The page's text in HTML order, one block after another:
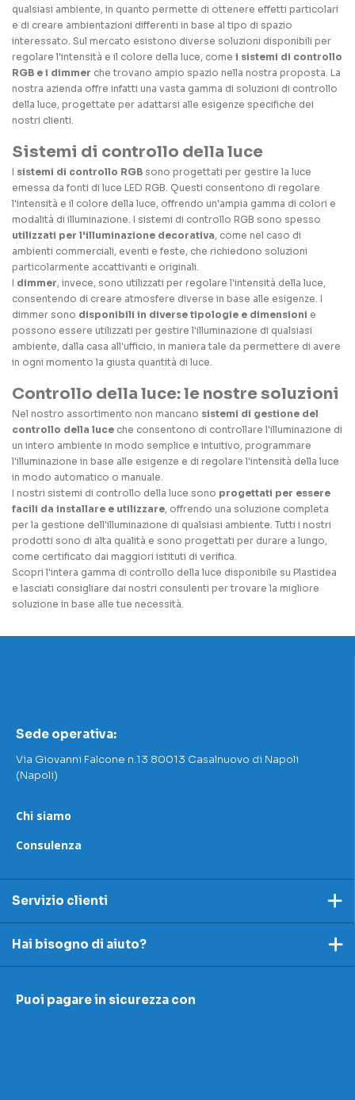
qualsiasi ambiente, in quanto permette di ottenere effetti particolari
e di creare ambientazioni differenti in base al tipo di spazio
interessato. Sul mercato esistono diverse soluzioni disponibili per
regolare l'intensità e il colore della luce, come i sistemi di controllo
RGB e i dimmer che trovano ampio spazio nella nostra proposta. La
nostra azienda offre infatti una vasta gamma di soluzioni di controllo
della luce, progettate per adattarsi alle esigenze specifiche dei
nostri clienti.
Sistemi di controllo della luce
I sistemi di controllo RGB sono progettati per gestire la luce
emessa da fonti di luce LED RGB. Questi consentono di regolare
l'intensità e il colore della luce, offrendo un'ampia gamma di colori e
modalità di illuminazione. I sistemi di controllo RGB sono spesso
utilizzati per l'illuminazione decorativa, come nel caso di
ambienti commerciali, eventi e feste, che richiedono soluzioni
particolarmente accattivanti e originali.
I dimmer, invece, sono utilizzati per regolare l'intensità della luce,
consentendo di creare atmosfere diverse in base alle esigenze. I
dimmer sono disponibili in diverse tipologie e dimensioni e
possono essere utilizzati per gestire l'illuminazione di qualsiasi
ambiente, dalla casa all'ufficio, in maniera tale da permettere di avere
in ogni momento la giusta quantità di luce.
Controllo della luce: le nostre soluzioni
Nel nostro assortimento non mancano sistemi di gestione del
controllo della luce che consentono di controllare l'illuminazione di
un intero ambiente in modo semplice e intuitivo, programmare
l'illuminazione in base alle esigenze e di regolare l'intensità della luce
in modo automatico o manuale.
I nostri sistemi di controllo della luce sono progettati per essere
facili da installare e utilizzare, offrendo una soluzione completa
per la gestione dell'illuminazione di qualsiasi ambiente. Tutti i nostri
prodotti sono di alta qualità e sono progettati per durare a lungo,
come certificato dai maggiori istituti di verifica.
Scopri l'intera gamma di controllo della luce disponibile su Plastidea
e lasciati consigliare dai nostri consulenti per trovare la migliore
soluzione in base alle tue necessità.
Sede operativa:
Via Giovanni Falcone n.13 80013 Casalnuovo di Napoli
(Napoli)
Chi siamo
Consulenza
Servizio clienti
Hai bisogno di aiuto?
I nostri contatti
Puoi pagare in sicurezza con